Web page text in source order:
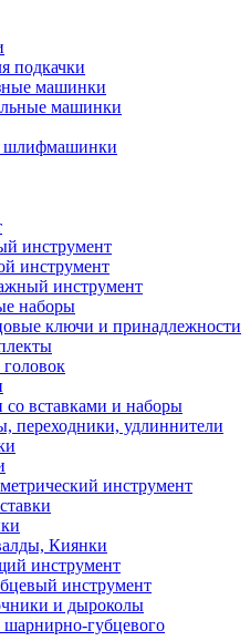
подкачки
машинки
машинки
шлифмашинки
инструмент
инструмент
инструмент
наборы
ключи и принадлежности
со вставками и наборы
переходники, удлиннители
инструмент
Киянки
инструмент
инструмент
и дыроколы
губцевого